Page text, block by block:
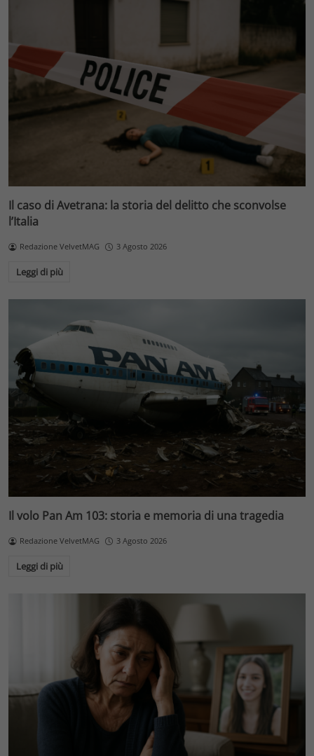
Il caso di Avetrana: la storia del delitto che sconvolse
l’Italia
Redazione VelvetMAG 3 Agosto 2026
Leggi di più
Il volo Pan Am 103: storia e memoria di una tragedia
Redazione VelvetMAG 3 Agosto 2026
Leggi di più